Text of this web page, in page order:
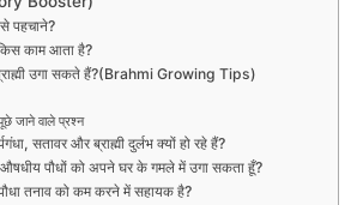
पहचाने?
किस काम आता है?
उगा सकते हैं?(Brahmi Growing Tips)
जाने वाले प्रश्न
सतावर और ब्राह्मी दुर्लभ क्यों हो रहे हैं?
औषधीय पौधों को अपने घर के गमले में उगा सकता हूँ?
तनाव को कम करने में सहायक है?